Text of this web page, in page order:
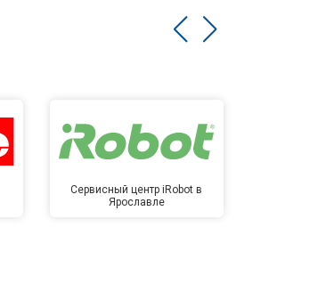
Сервисный центр iRobot в
Ярославле